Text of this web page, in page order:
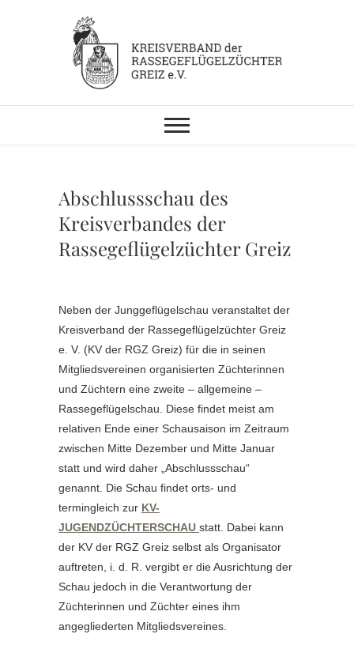
KV RGZ Greiz
Abschlussschau des
Kreisverbandes der
Rassegeflügelzüchter Greiz
Neben der Junggeflügelschau veranstaltet der
Kreisverband der Rassegeflügelzüchter Greiz
e. V. (KV der RGZ Greiz) für die in seinen
Mitgliedsvereinen organisierten Züchterinnen
und Züchtern eine zweite – allgemeine –
Rassegeflügelschau. Diese findet meist am
relativen Ende einer Schausaison im Zeitraum
zwischen Mitte Dezember und Mitte Januar
statt und wird daher „Abschlussschau“
genannt. Die Schau findet orts- und
termingleich zur KV-
JUGENDZÜCHTERSCHAU statt. Dabei kann
der KV der RGZ Greiz selbst als Organisator
auftreten, i. d. R. vergibt er die Ausrichtung der
Schau jedoch in die Verantwortung der
Züchterinnen und Züchter eines ihm
angegliederten Mitgliedsvereines.